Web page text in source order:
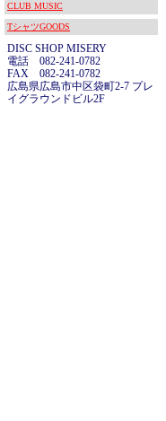
CLUB MUSIC
TシャツGOODS
DISC SHOP MISERY
電話 082-241-0782
FAX 082-241-0782
広島県広島市中区袋町2-7 プレ
イグラウンドビル2F